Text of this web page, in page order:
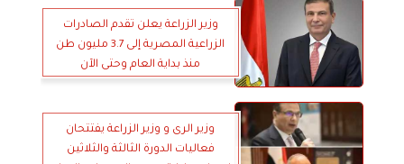
وزير الزراعة يعلن تقدم الصادرات
الزراعية المصرية إلى 3.7 مليون طن
منذ بداية العام وحتى الآن
وزير الرى و وزير الزراعة يفتتحان
فعاليات الدورة الثالثة والثلاثين